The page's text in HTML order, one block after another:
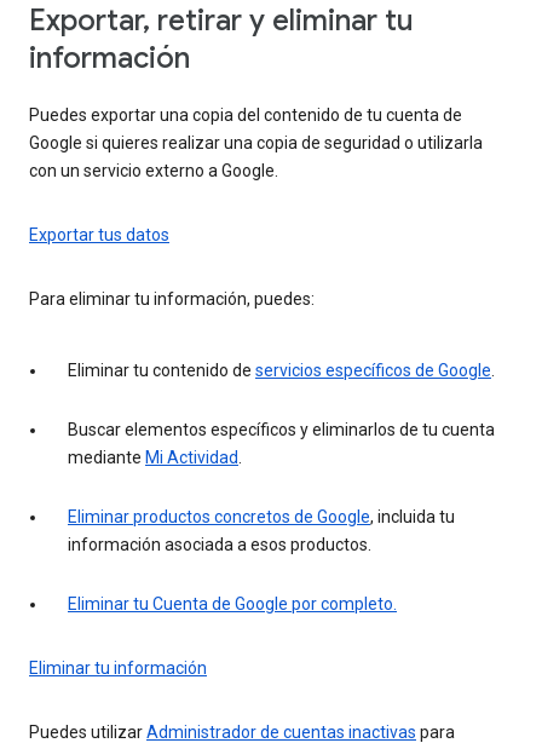
Exportar, retirar y eliminar tu
información
Puedes exportar una copia del contenido de tu cuenta de
Google si quieres realizar una copia de seguridad o utilizarla
con un servicio externo a Google.
Exportar tus datos
Para eliminar tu información, puedes:
Eliminar tu contenido de servicios específicos de Google
Buscar elementos específicos y eliminarlos de tu cuenta
mediante Mi Actividad
Eliminar productos concretos de Google, incluida tu
información asociada a esos productos.
Eliminar tu Cuenta de Google por completo.
Eliminar tu información
Puedes utilizarAdministrador de cuentas inactivas para